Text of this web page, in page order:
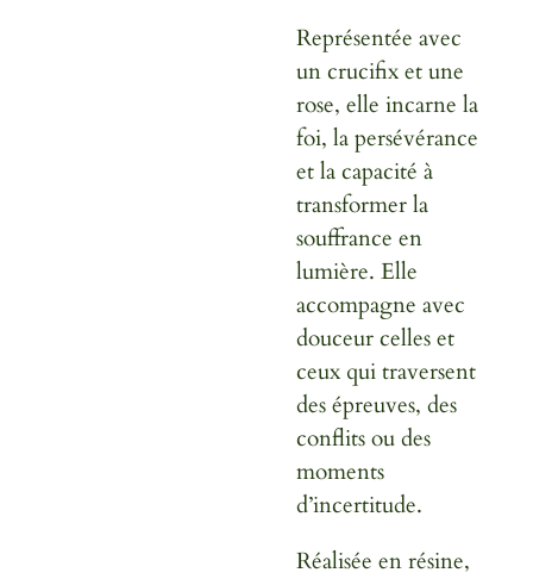
Représentée avec
un crucifix et une
rose, elle incarne la
foi, la persévérance
et la capacité à
transformer la
souffrance en
lumière. Elle
accompagne avec
douceur celles et
ceux qui traversent
des épreuves, des
conflits ou des
moments
d’incertitude.
Réalisée en résine,